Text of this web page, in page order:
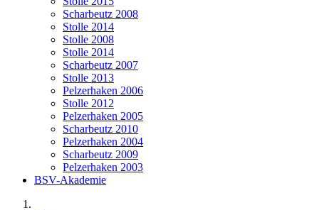
Scharbeutz 2008
Stolle 2014
Stolle 2008
Stolle 2014
Scharbeutz 2007
Stolle 2013
Pelzerhaken 2006
Stolle 2012
Pelzerhaken 2005
Scharbeutz 2010
Pelzerhaken 2004
Scharbeutz 2009
Pelzerhaken 2003
BSV-Akademie